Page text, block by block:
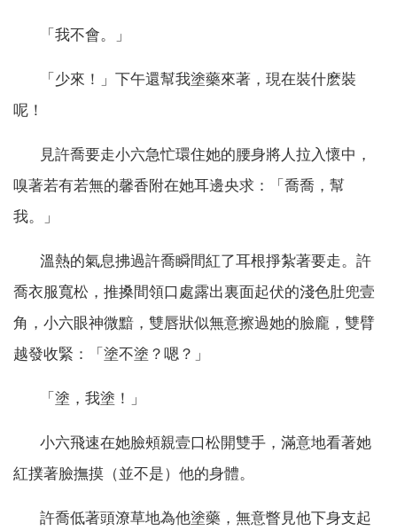
「我不會。」
「少來！」下午還幫我塗藥來著，現在裝什麽裝
呢！
見許喬要走小六急忙環住她的腰身將人拉入懷中，
嗅著若有若無的馨香附在她耳邊央求：「喬喬，幫
我。」
溫熱的氣息拂過許喬瞬間紅了耳根掙紮著要走。許
喬衣服寬松，推搡間領口處露出裏面起伏的淺色肚兜壹
角，小六眼神微黯，雙唇狀似無意擦過她的臉龐，雙臂
越發收緊：「塗不塗？嗯？」
「塗，我塗！」
小六飛速在她臉頰親壹口松開雙手，滿意地看著她
紅撲著臉撫摸（並不是）他的身體。
許喬低著頭潦草地為他塗藥，無意瞥見他下身支起